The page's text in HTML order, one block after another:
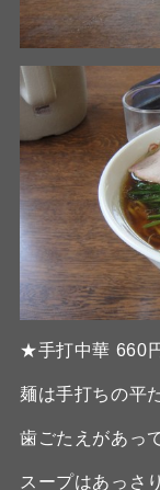
★手打中華 660
麺は手打ちの平
歯ごたえがあっ
スープはあっさ